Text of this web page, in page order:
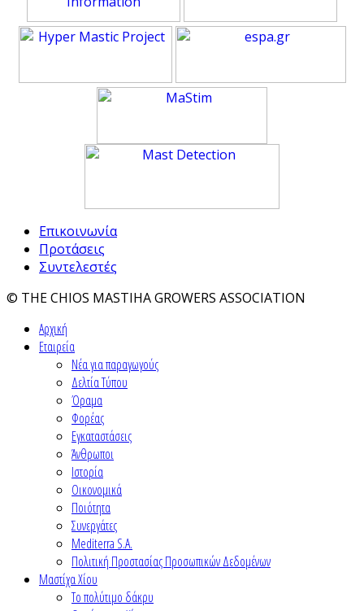
Επικοινωνία
Προτάσεις
Συντελεστές
© THE CHIOS MASTIHA GROWERS ASSOCIATION
Αρχική
Εταιρεία
Νέα για παραγωγούς
Δελτία Τύπου
Όραμα
Φορέας
Εγκαταστάσεις
Άνθρωποι
Ιστορία
Οικονομικά
Ποιότητα
Συνεργάτες
Mediterra S.A.
Πολιτική Προστασίας Προσωπικών Δεδομένων
Μαστίχα Χίου
Το πολύτιμο δάκρυ